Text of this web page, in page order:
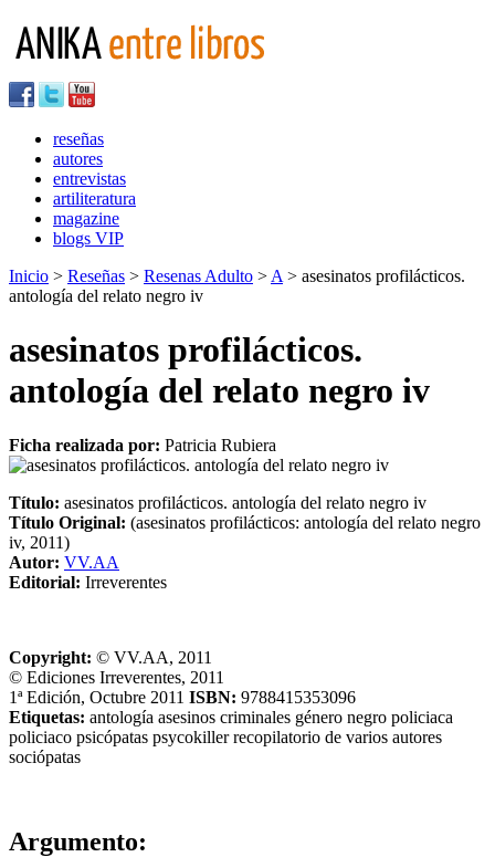
reseñas
autores
entrevistas
artiliteratura
magazine
blogs VIP
Inicio > Reseñas > Resenas Adulto > A > asesinatos profilácticos.
antología del relato negro iv
asesinatos profilácticos.
antología del relato negro iv
Ficha realizada por: Patricia Rubiera
Título: asesinatos profilácticos. antología del relato negro iv
Título Original: (asesinatos profilácticos: antología del relato negro
iv, 2011)
Autor: VV.AA
Editorial: Irreverentes
Copyright: © VV.AA, 2011
© Ediciones Irreverentes, 2011
1ª Edición, Octubre 2011 ISBN: 9788415353096
Etiquetas: antología asesinos criminales género negro policiaca
policiaco psicópatas psycokillerrecopilatorio de varios autores
sociópatas
Argumento: